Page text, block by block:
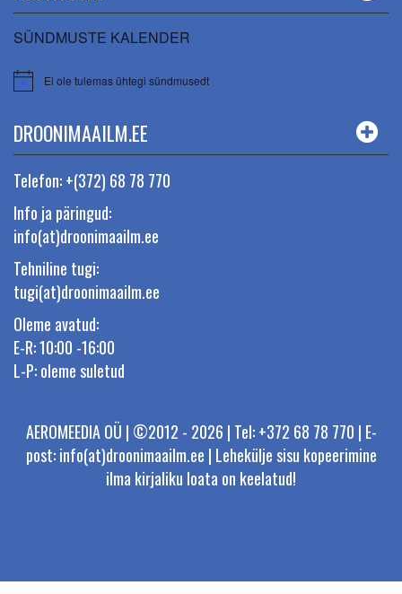
SÜNDMUSTE KALENDER
Ei ole tulemas ühtegi sündmusedt
DROONIMAAILM.EE
Telefon: +(372) 68 78 770
Info ja päringud:
info(at)droonimaailm.ee
Tehniline tugi:
tugi(at)droonimaailm.ee
Oleme avatud:
E-R: 10:00 -16:00
L-P: oleme suletud
AEROMEEDIA OÜ | ©2012 - 2026 | Tel: +372 68 78 770 | E-
post: info(at)droonimaailm.ee | Lehekülje sisu kopeerimine
ilma kirjaliku loata on keelatud!